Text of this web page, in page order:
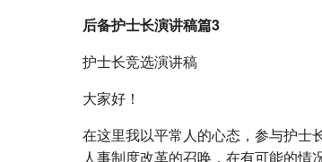
后备护士长演讲稿篇3
护士长竞选演讲稿
大家好！
在这里我以平常人的心态，参与护士
人事制度改革的召唤，在有可能的情